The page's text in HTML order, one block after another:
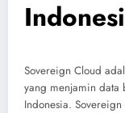
Sovereign Cloud
yang menjamin data
Indonesia.